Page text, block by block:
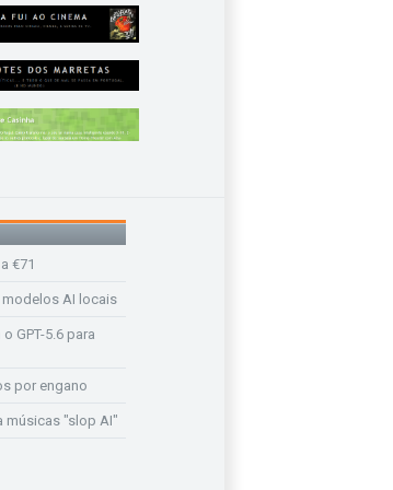
€71
modelos AI locais
GPT-5.6 para
por engano
músicas "slop AI"